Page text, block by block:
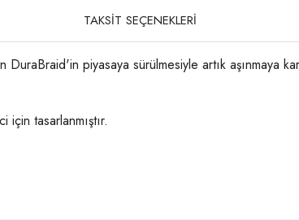
TAKSİT SEÇENEKLERİ
piyasaya sürülmesiyle artık aşınmaya
tasarlanmıştır.